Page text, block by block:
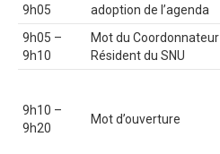
9h05
adoption de l’agenda
9h05 –
9h10
Mot du Coordonnateur
Résident du SNU
9h10 –
9h20
Mot d’ouverture